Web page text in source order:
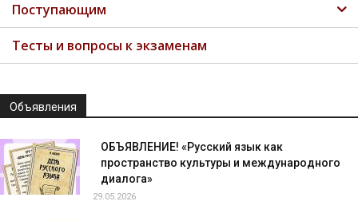
Поступающим
Тесты и вопросы к экзаменам
Объявления
ОБЪЯВЛЕНИЕ! «Русский язык как
пространство культуры и международного
диалога»
29.05.2026